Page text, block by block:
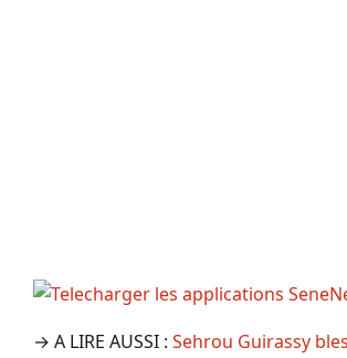
→ A LIRE AUSSI : Sehrou Guirassy